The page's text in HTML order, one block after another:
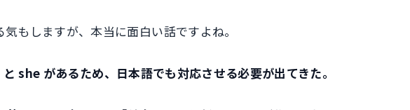
もしますが、本当に面白い話ですよね。
she があるため、日本語でも対応させる必要が出てきた。